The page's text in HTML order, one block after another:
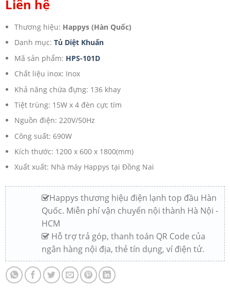
Liên hệ
Thương hiệu: Happys (Hàn Quốc)
Danh mục: Tủ Diệt Khuẩn
Mã sản phẩm: HPS-101D
Chất liệu inox: Inox
Khả năng chứa đựng: 136 khay
Tiệt trùng: 15W x 4 đèn cực tím
Nguồn điện: 220V/50Hz
Công suất: 690W
Kích thước: 1200 x 600 x 1800(mm)
Xuất xuất: Nhà máy Happys tại Đồng Nai
Happys thương hiệu điện lạnh top đầu Hàn
Quốc. Miễn phí vận chuyển nội thành Hà Nội -
HCM
Hỗ trợ trả góp, thanh toán QR Code của
ngân hàng nội địa, thẻ tín dụng, ví điện tử.